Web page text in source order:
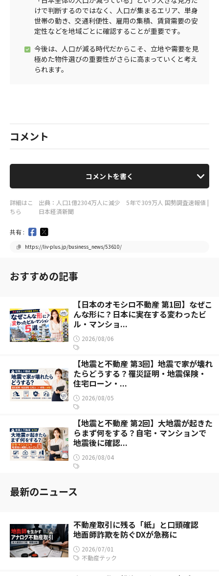
けで判断するのではなく、人口が集まるエリア、単身
世帯の動き、交通利便性、雇用の集積、賃貸需要の安
定性などを地域ごとに確認することが重要です。
今後は、人口が減る時代だからこそ、立地や需要を見
極めた物件選びの重要性がさらに高まっていくと考え
られます。
コメント
コメントを書く
詳細はこ
ちら
出典：人口1億2304万人に減少 5年で309万人 国勢調査速報値 |
日本経済新聞
共有 :
https://liv-plus.jp/business_news/53610/
おすすめの記事
【日本のオモシロ不動産 第1回】なぜこ
んな形に？日本に実在する変わったビ
ル・マンショ...
2026/08/06
【地震と不動産 第3回】地震で家が壊れ
たらどうする？罹災証明・地震保険・
住宅ローン・...
2026/08/05
【地震と不動産 第2回】大地震が起きた
らまず何をする？自宅・マンションで
地震後に確認...
2026/08/04
最新のニュース
不動産取引に残る「紙」と口頭確認
地面師詐欺を防ぐDXが急務に
2026/07/01
不動産テック